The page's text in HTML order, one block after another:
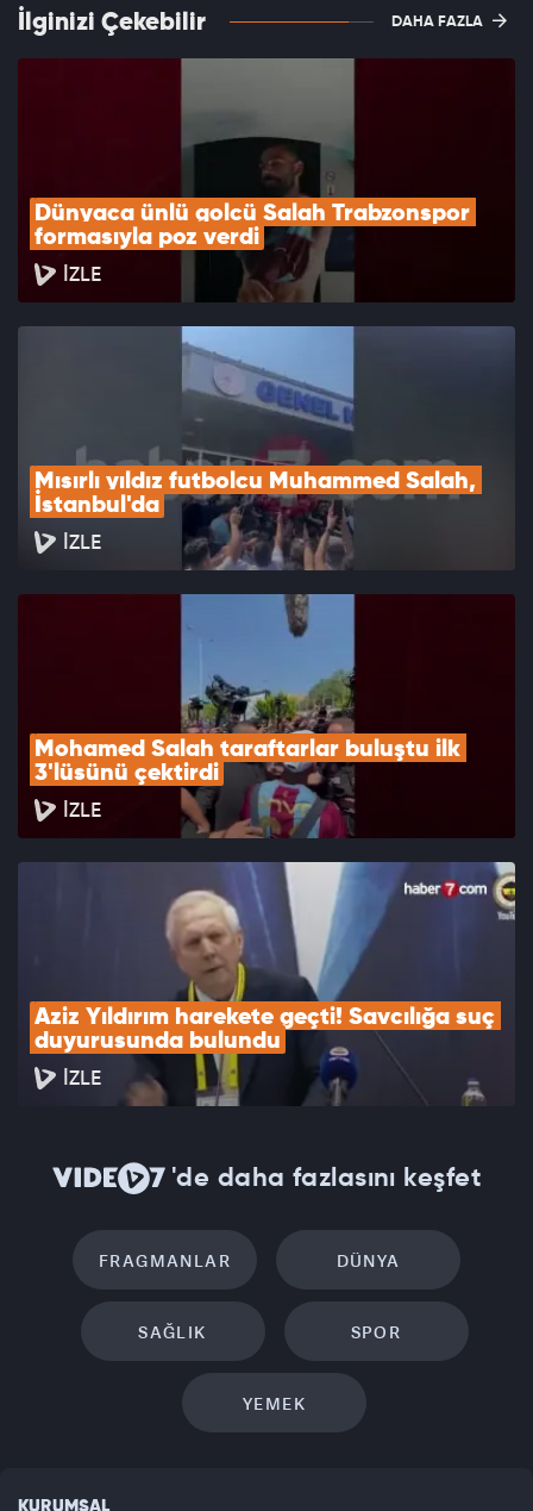
İlginizi Çekebilir DAHA FAZLA
Dünyaca ünlü golcü Salah Trabzonspor
formasıyla poz verdi
İZLE
Mısırlı yıldız futbolcu Muhammed Salah,
İstanbul'da
İZLE
Mohamed Salah taraftarlar buluştu ilk
3'lüsünü çektirdi
İZLE
Aziz Yıldırım harekete geçti! Savcılığa suç
duyurusunda bulundu
İZLE
'de daha fazlasını keşfet
FRAGMANLAR DÜNYA
SAĞLIK SPOR
YEMEK
KURUMSAL